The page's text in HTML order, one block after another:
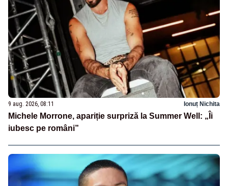
9 aug. 2026, 08:11 Ionuț Nichita
Michele Morrone, apariție surpriză la Summer Well: „Îi
iubesc pe români”